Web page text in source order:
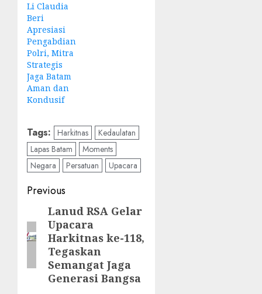
Li Claudia
Beri
Apresiasi
Pengabdian
Polri, Mitra
Strategis
Jaga Batam
Aman dan
Kondusif
Tags: Harkitnas
Kedaulatan
Lapas Batam
Moments
Negara
Persatuan Upacara
Post
navigation
Previous
Previous
post:
Lanud RSA Gelar
Upacara
Harkitnas ke-118,
Tegaskan
Semangat Jaga
Generasi Bangsa